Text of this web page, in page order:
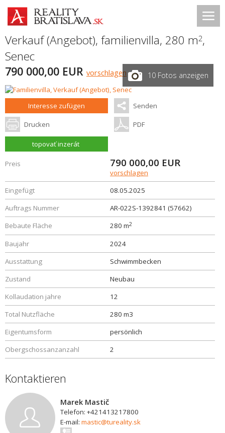
Verkauf (Angebot), familienvilla, 280 m2,
Senec
790 000,00 EUR vorschlagen 10 Fotos anzeigen
Interesse zufügen Senden
Drucken PDF
topovať inzerát
Preis 790 000,00 EUR
vorschlagen
Eingefügt
08.05.2025
Auftrags Nummer
AR-022S-1392841 (57662)
Bebaute Fläche
280 m2
Baujahr
2024
Ausstattung
Schwimmbecken
Zustand
Neubau
Kollaudation jahre
12
Total Nutzfläche
280 m3
Eigentumsform
persönlich
Obergschossanzanzahl
2
Kontaktieren
Marek Mastič
Telefon: +421413217800
E-mail: mastic@tureality.sk